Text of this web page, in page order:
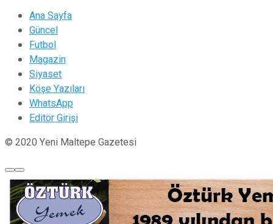
Ana Sayfa
Güncel
Futbol
Magazin
Siyaset
Köşe Yazıları
WhatsApp
Editör Girişi
© 2020 Yeni Maltepe Gazetesi